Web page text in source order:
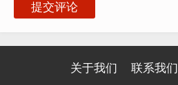
提交评论
关于我们 联系我们